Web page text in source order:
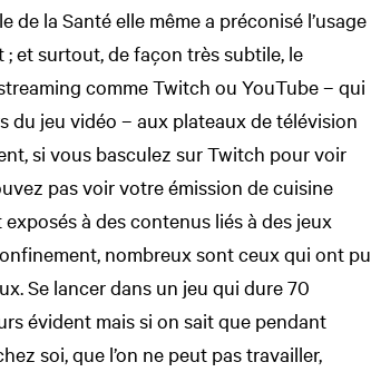
de la Santé elle même a préconisé l’usage
et surtout, de façon très subtile, le
comme Twitch ou YouTube – qui
du jeu vidéo – aux plateaux de télévision
si vous basculez sur Twitch pour voir
pas voir votre émission de cuisine
à des contenus liés à des jeux
nombreux sont ceux qui ont pu
Se lancer dans un jeu qui dure 70
évident mais si on sait que pendant
soi, que l’on ne peut pas travailler,